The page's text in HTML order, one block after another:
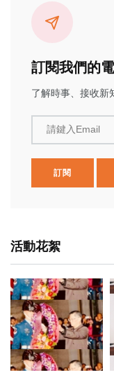
訂閱我們的
了解時事、接收新
請鍵入Email
訂閱
活動花絮